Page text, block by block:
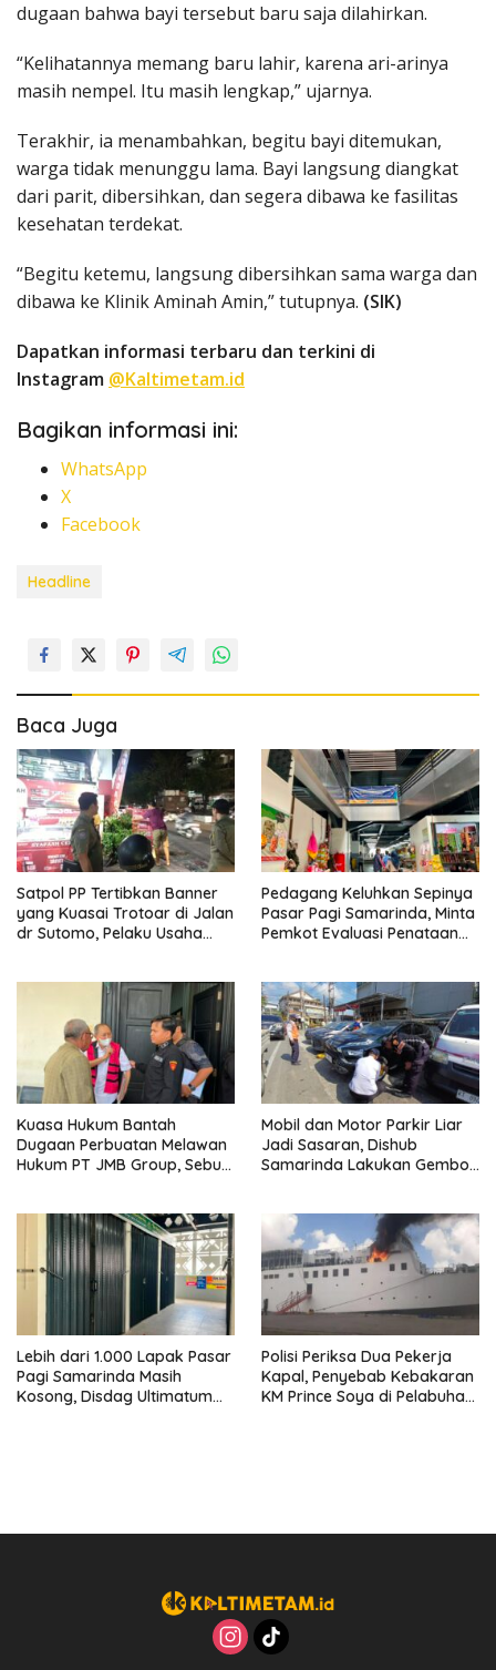
dugaan bahwa bayi tersebut baru saja dilahirkan.
“Kelihatannya memang baru lahir, karena ari-arinya
masih nempel. Itu masih lengkap,” ujarnya.
Terakhir, ia menambahkan, begitu bayi ditemukan,
warga tidak menunggu lama. Bayi langsung diangkat
dari parit, dibersihkan, dan segera dibawa ke fasilitas
kesehatan terdekat.
“Begitu ketemu, langsung dibersihkan sama warga dan
dibawa ke Klinik Aminah Amin,” tutupnya. (SIK)
Dapatkan informasi terbaru dan terkini di
Instagram @Kaltimetam.id
Bagikan informasi ini:
WhatsApp
X
Facebook
Headline
Baca Juga
Satpol PP Tertibkan Banner
yang Kuasai Trotoar di Jalan
dr Sutomo, Pelaku Usaha
Pedagang Keluhkan Sepinya
Pasar Pagi Samarinda, Minta
Pemkot Evaluasi Penataan
Kuasa Hukum Bantah
Dugaan Perbuatan Melawan
Hukum PT JMB Group, Sebut
Mobil dan Motor Parkir Liar
Jadi Sasaran, Dishub
Samarinda Lakukan Gembok
Lebih dari 1.000 Lapak Pasar
Pagi Samarinda Masih
Kosong, Disdag Ultimatum
Polisi Periksa Dua Pekerja
Kapal, Penyebab Kebakaran
KM Prince Soya di Pelabuhan